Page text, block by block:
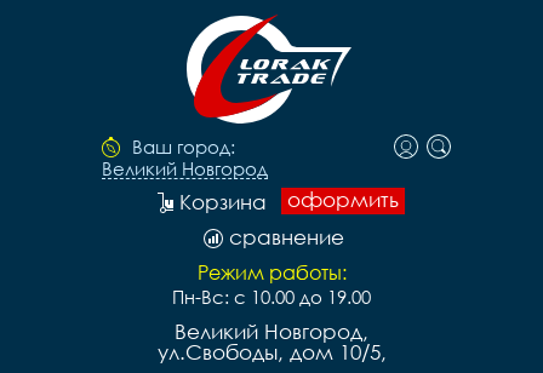
Ваш город:
Великий Новгород
оформить
Корзина
сравнение
Режим работы:
Пн-Вс: с 10.00 до 19.00
Великий Новгород,
ул.Свободы, дом 10/5,